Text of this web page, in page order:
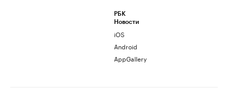
РБК
Новости
iOS
Android
AppGallery